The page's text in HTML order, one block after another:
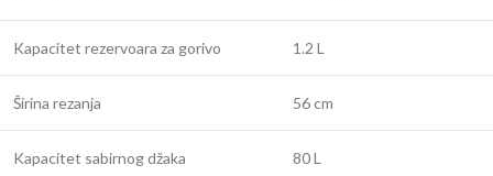
Kapacitet rezervoara za gorivo 1.2 L
Širina rezanja 56 cm
Kapacitet sabirnog džaka 80 L